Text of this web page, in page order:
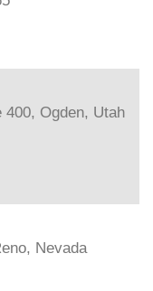
400, Ogden, Utah
Nevada